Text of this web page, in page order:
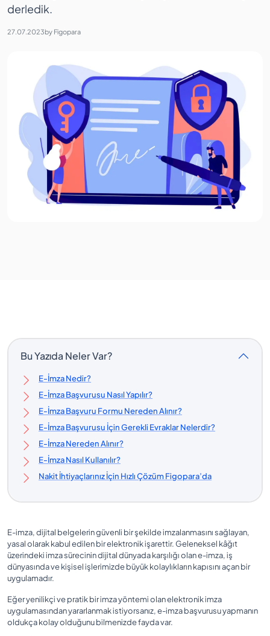
derledik.
27.07.2023by Figopara
Bu Yazıda Neler Var?
E-İmza Nedir?
E-İmza Başvurusu Nasıl Yapılır?
E-İmza Başvuru Formu Nereden Alınır?
E-İmza Başvurusu İçin Gerekli Evraklar Nelerdir?
E-İmza Nereden Alınır?
E-İmza Nasıl Kullanılır?
Nakit İhtiyaçlarınız İçin Hızlı Çözüm Figopara’da
E-imza, dijital belgelerin güvenli bir şekilde imzalanmasını sağlayan,
yasal olarak kabul edilen bir elektronik işarettir. Geleneksel kâğıt
üzerindeki imza sürecinin dijital dünyada karşılığı olan e-imza, iş
dünyasında ve kişisel işlerimizde büyük kolaylıkların kapısını açan bir
uygulamadır.
Eğer yenilikçi ve pratik bir imza yöntemi olan elektronik imza
uygulamasından yararlanmak istiyorsanız, e-imza başvurusu yapmanın
oldukça kolay olduğunu bilmenizde fayda var.